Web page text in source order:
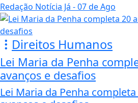
Redação Notícia Já - 07 de Ago
Direitos Humanos
Lei Maria da Penha
avanços e desafios
Lei Maria da Penha